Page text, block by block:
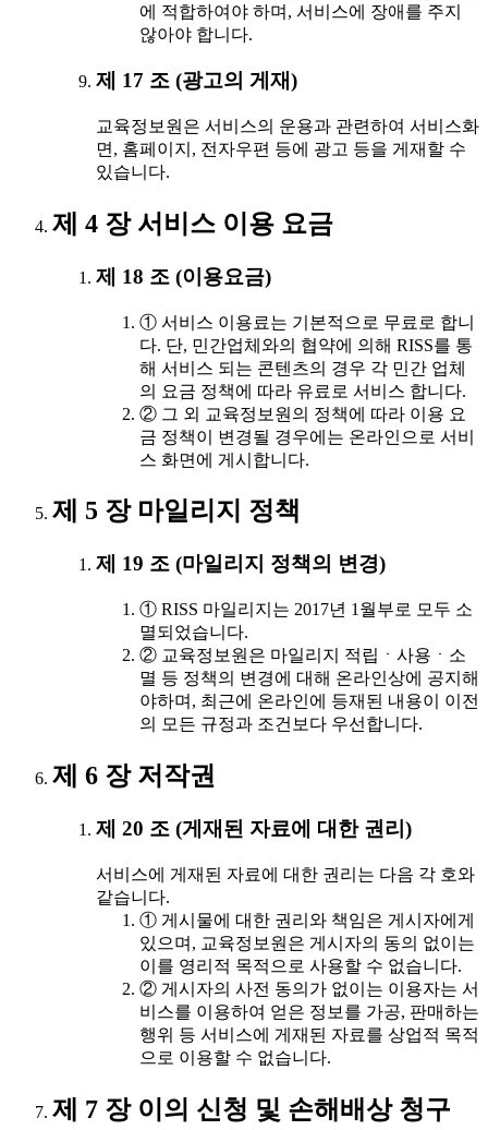
에 적합하여야 하며, 서비스에 장애를 주지
않아야 합니다.
제 17 조 (광고의 게재)
교육정보원은 서비스의 운용과 관련하여 서비스화
면, 홈페이지, 전자우편 등에 광고 등을 게재할 수
있습니다.
제 4 장 서비스 이용 요금
제 18 조 (이용요금)
① 서비스 이용료는 기본적으로 무료로 합니
다. 단, 민간업체와의 협약에 의해 RISS를 통
해 서비스 되는 콘텐츠의 경우 각 민간 업체
의 요금 정책에 따라 유료로 서비스 합니다.
② 그 외 교육정보원의 정책에 따라 이용 요
금 정책이 변경될 경우에는 온라인으로 서비
스 화면에 게시합니다.
제 5 장 마일리지 정책
제 19 조 (마일리지 정책의 변경)
① RISS 마일리지는 2017년 1월부로 모두 소
멸되었습니다.
② 교육정보원은 마일리지 적립ㆍ사용ㆍ소
멸 등 정책의 변경에 대해 온라인상에 공지해
야하며, 최근에 온라인에 등재된 내용이 이전
의 모든 규정과 조건보다 우선합니다.
제 6 장 저작권
제 20 조 (게재된 자료에 대한 권리)
서비스에 게재된 자료에 대한 권리는 다음 각 호와
같습니다.
① 게시물에 대한 권리와 책임은 게시자에게
있으며, 교육정보원은 게시자의 동의 없이는
이를 영리적 목적으로 사용할 수 없습니다.
② 게시자의 사전 동의가 없이는 이용자는 서
비스를 이용하여 얻은 정보를 가공, 판매하는
행위 등 서비스에 게재된 자료를 상업적 목적
으로 이용할 수 없습니다.
제 7 장 이의 신청 및 손해배상 청구